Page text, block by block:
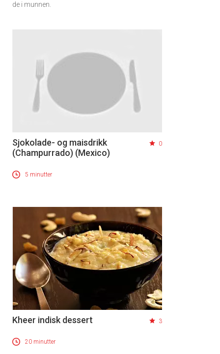
de i munnen.
Sjokolade- og maisdrikk
(Champurrado) (Mexico)
0
5 minutter
Kheer indisk dessert 3
20 minutter